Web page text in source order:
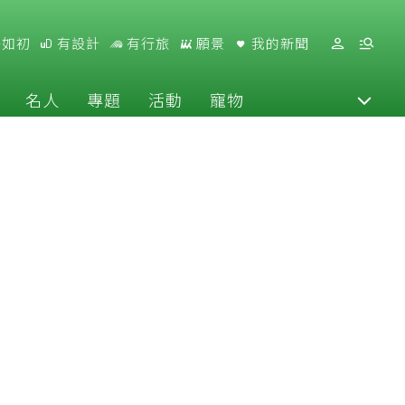
初 有設計 有行旅 願景 我的新聞
名人 專題 活動 寵物